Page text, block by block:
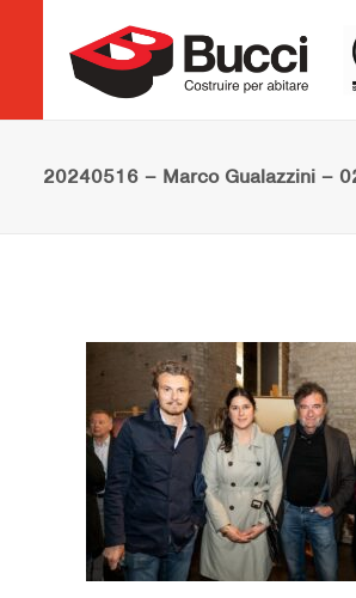
20240516 – Marco Gualazzini –